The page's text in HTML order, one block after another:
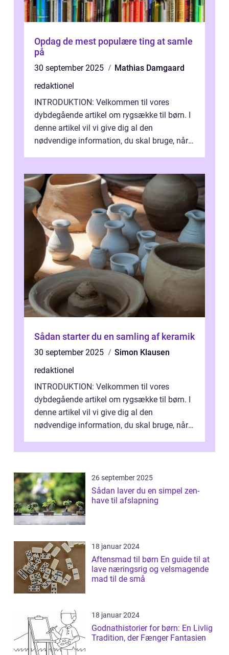
Opdag de mest populære ting at samle
på
30 september 2025
Mathias Damgaard
redaktionel
INTRODUKTION: Velkommen til vores
dybdegående artikel om rygsække til børn. I
denne artikel vil vi give dig al den
nødvendige information, du skal bruge, når
Sådan starter du en samling af keramik
30 september 2025
Simon Klausen
redaktionel
INTRODUKTION: Velkommen til vores
dybdegående artikel om rygsække til børn. I
denne artikel vil vi give dig al den
nødvendige information, du skal bruge, når
26 september 2025
Sådan laver du en simpel zen-
have til afslapning
18 januar 2024
Aftensmad til børn En guide til at
lave næringsrig og velsmagende
mad til de små
18 januar 2024
Godnathistorier for børn: En Livlig
Tradition, der Fænger Fantasien